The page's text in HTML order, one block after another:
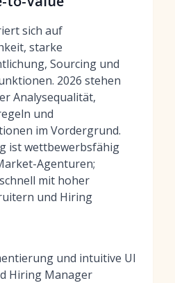
sich auf
starke
Sourcing und
2026 stehen
Analysequalität,
und
im Vordergrund.
ist wettbewerbsfähig
Agenturen;
mit hoher
und Hiring
und intuitive UI
Hiring Manager